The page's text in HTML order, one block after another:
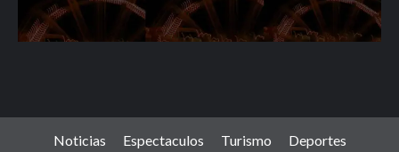
Noticias Espectaculos Turismo Deportes